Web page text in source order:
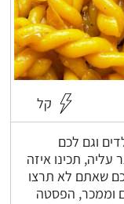
קל
וגם לכם
תכינו איזה
שאתם לא תרצו
וממכר, הפסטה